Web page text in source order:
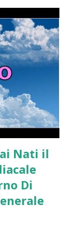
Capra e la
che non sono
DA GARLASCO?
Nati il
Di